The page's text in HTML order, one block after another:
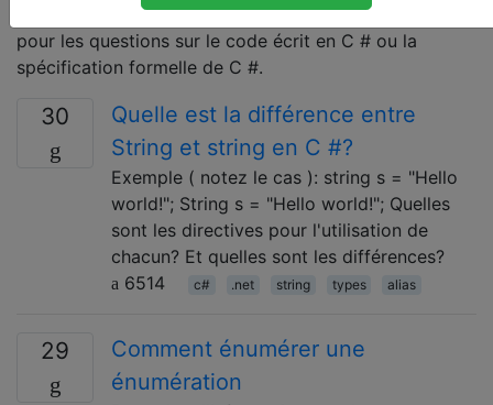
Framework, .NET Core et Xamarin. Utilisez cette balise
pour les questions sur le code écrit en C # ou la
spécification formelle de C #.
30
Quelle est la différence entre
String et string en C #?
Exemple ( notez le cas ): string s = "Hello
world!"; String s = "Hello world!"; Quelles
sont les directives pour l'utilisation de
chacun? Et quelles sont les différences?
6514
c# .net string types alias
29
Comment énumérer une
énumération